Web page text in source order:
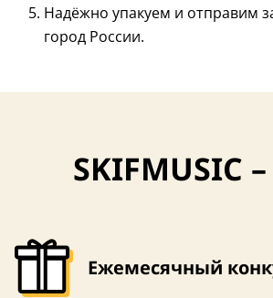
Надёжно упакуем и отправим
город России.
SKIFMUSIC
Ежемесячный